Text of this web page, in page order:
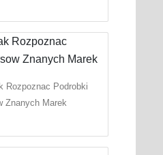
Rozpoznac Podrobki
Znanych Marek